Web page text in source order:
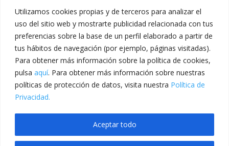
Utilizamos cookies propias y de terceros para analizar el
uso del sitio web y mostrarte publicidad relacionada con tus
preferencias sobre la base de un perfil elaborado a partir de
tus hábitos de navegación (por ejemplo, páginas visitadas).
Para obtener más información sobre la política de cookies,
pulsa aquí. Para obtener más información sobre nuestras
políticas de protección de datos, visita nuestra Política de
Privacidad.
Aceptar todo
Aviso legal
Política de cookies
Calle San Martín, 56 · 46980 · Paterna · Valencia Telf: